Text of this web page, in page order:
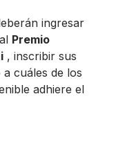
ingresar
al Premio
, inscribir sus
cuáles de los
adhiere el